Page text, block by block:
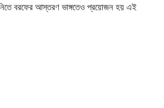
বরফের আস্তরণ ভাঙ্গতেও প্রয়োজন হয় এই